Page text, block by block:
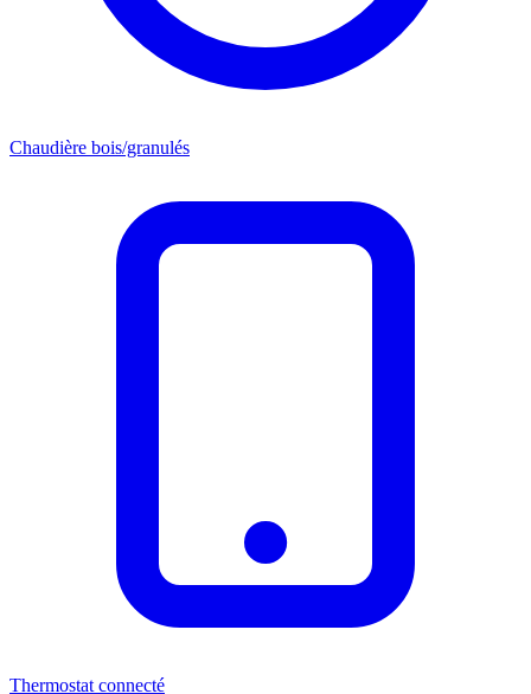
Chaudière bois/granulés
Thermostat connecté